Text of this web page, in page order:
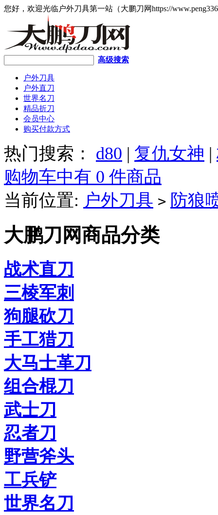
您好，欢迎光临户外刀具第一站（大鹏刀网https://
高级搜索
户外刀具
户外直刀
世界名刀
精品折刀
会员中心
购买付款方式
热门搜索： d80 | 复仇女神 |
购物车中有 0 件商品
当前位置: 户外刀具 > 防狼
大鹏刀网商品分类
战术直刀
三棱军刺
狗腿砍刀
手工猎刀
大马士革刀
组合棍刀
武士刀
忍者刀
野营斧头
工兵铲
世界名刀